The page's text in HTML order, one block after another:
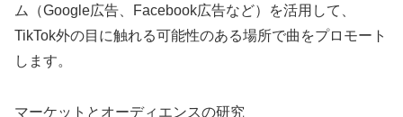
ム（Google広告、Facebook広告など）を活用して、
TikTok外の目に触れる可能性のある場所で曲をプロモート
します。
マーケットとオーディエンスの研究